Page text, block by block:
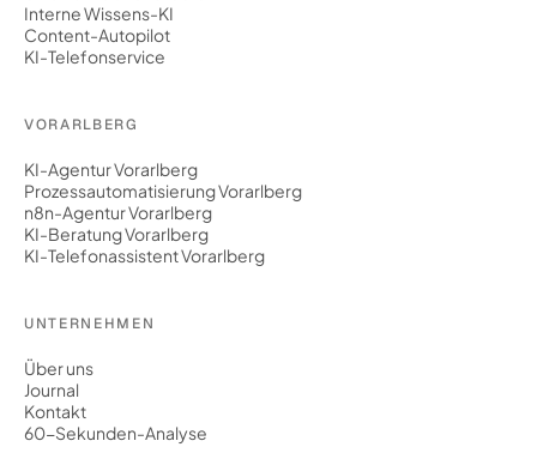
Interne Wissens-KI
Content-Autopilot
KI-Telefonservice
VORARLBERG
KI-Agentur Vorarlberg
Prozessautomatisierung Vorarlberg
n8n-Agentur Vorarlberg
KI-Beratung Vorarlberg
KI-Telefonassistent Vorarlberg
UNTERNEHMEN
Über uns
Journal
Kontakt
60-Sekunden-Analyse